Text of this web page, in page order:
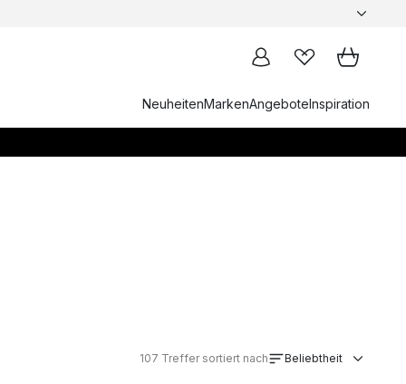
NeuheitenMarkenAngeboteInspiration
107 Treffer sortiert nach Beliebtheit